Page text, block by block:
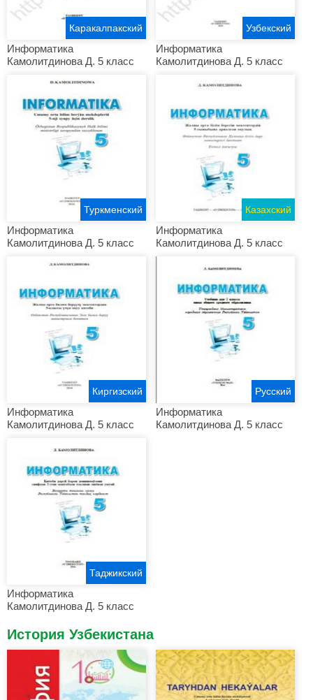
Информатика
Камолитдинова Д. 5 класс
Каракалпакский
Информатика
Камолитдинова Д. 5 класс
Узбекский
Информатика
Камолитдинова Д. 5 класс
Туркменский
Информатика
Камолитдинова Д. 5 класс
Казахский
Информатика
Камолитдинова Д. 5 класс
Киргизский
Информатика
Камолитдинова Д. 5 класс
Русский
Информатика
Камолитдинова Д. 5 класс
Таджикский
История Узбекистана